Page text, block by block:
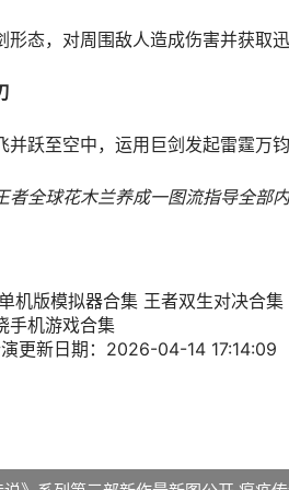
形态，对周围敌人造成伤害并获取迅
并跃至空中，运用巨剑发起雷霆万
者全球花木兰养成一图流指导全部
机版模拟器合集 王者双生对决合
手机游戏合集
更新日期：2026-04-14 17:14:09